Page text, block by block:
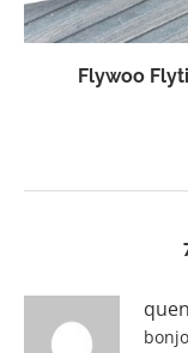
Flywoo